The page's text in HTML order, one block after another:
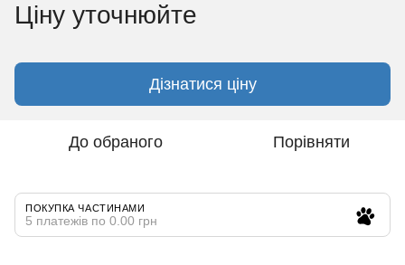
Ціну уточнюйте
Дізнатися ціну
До обраного Порівняти
ПОКУПКА ЧАСТИНАМИ
5 платежів по 0.00 грн